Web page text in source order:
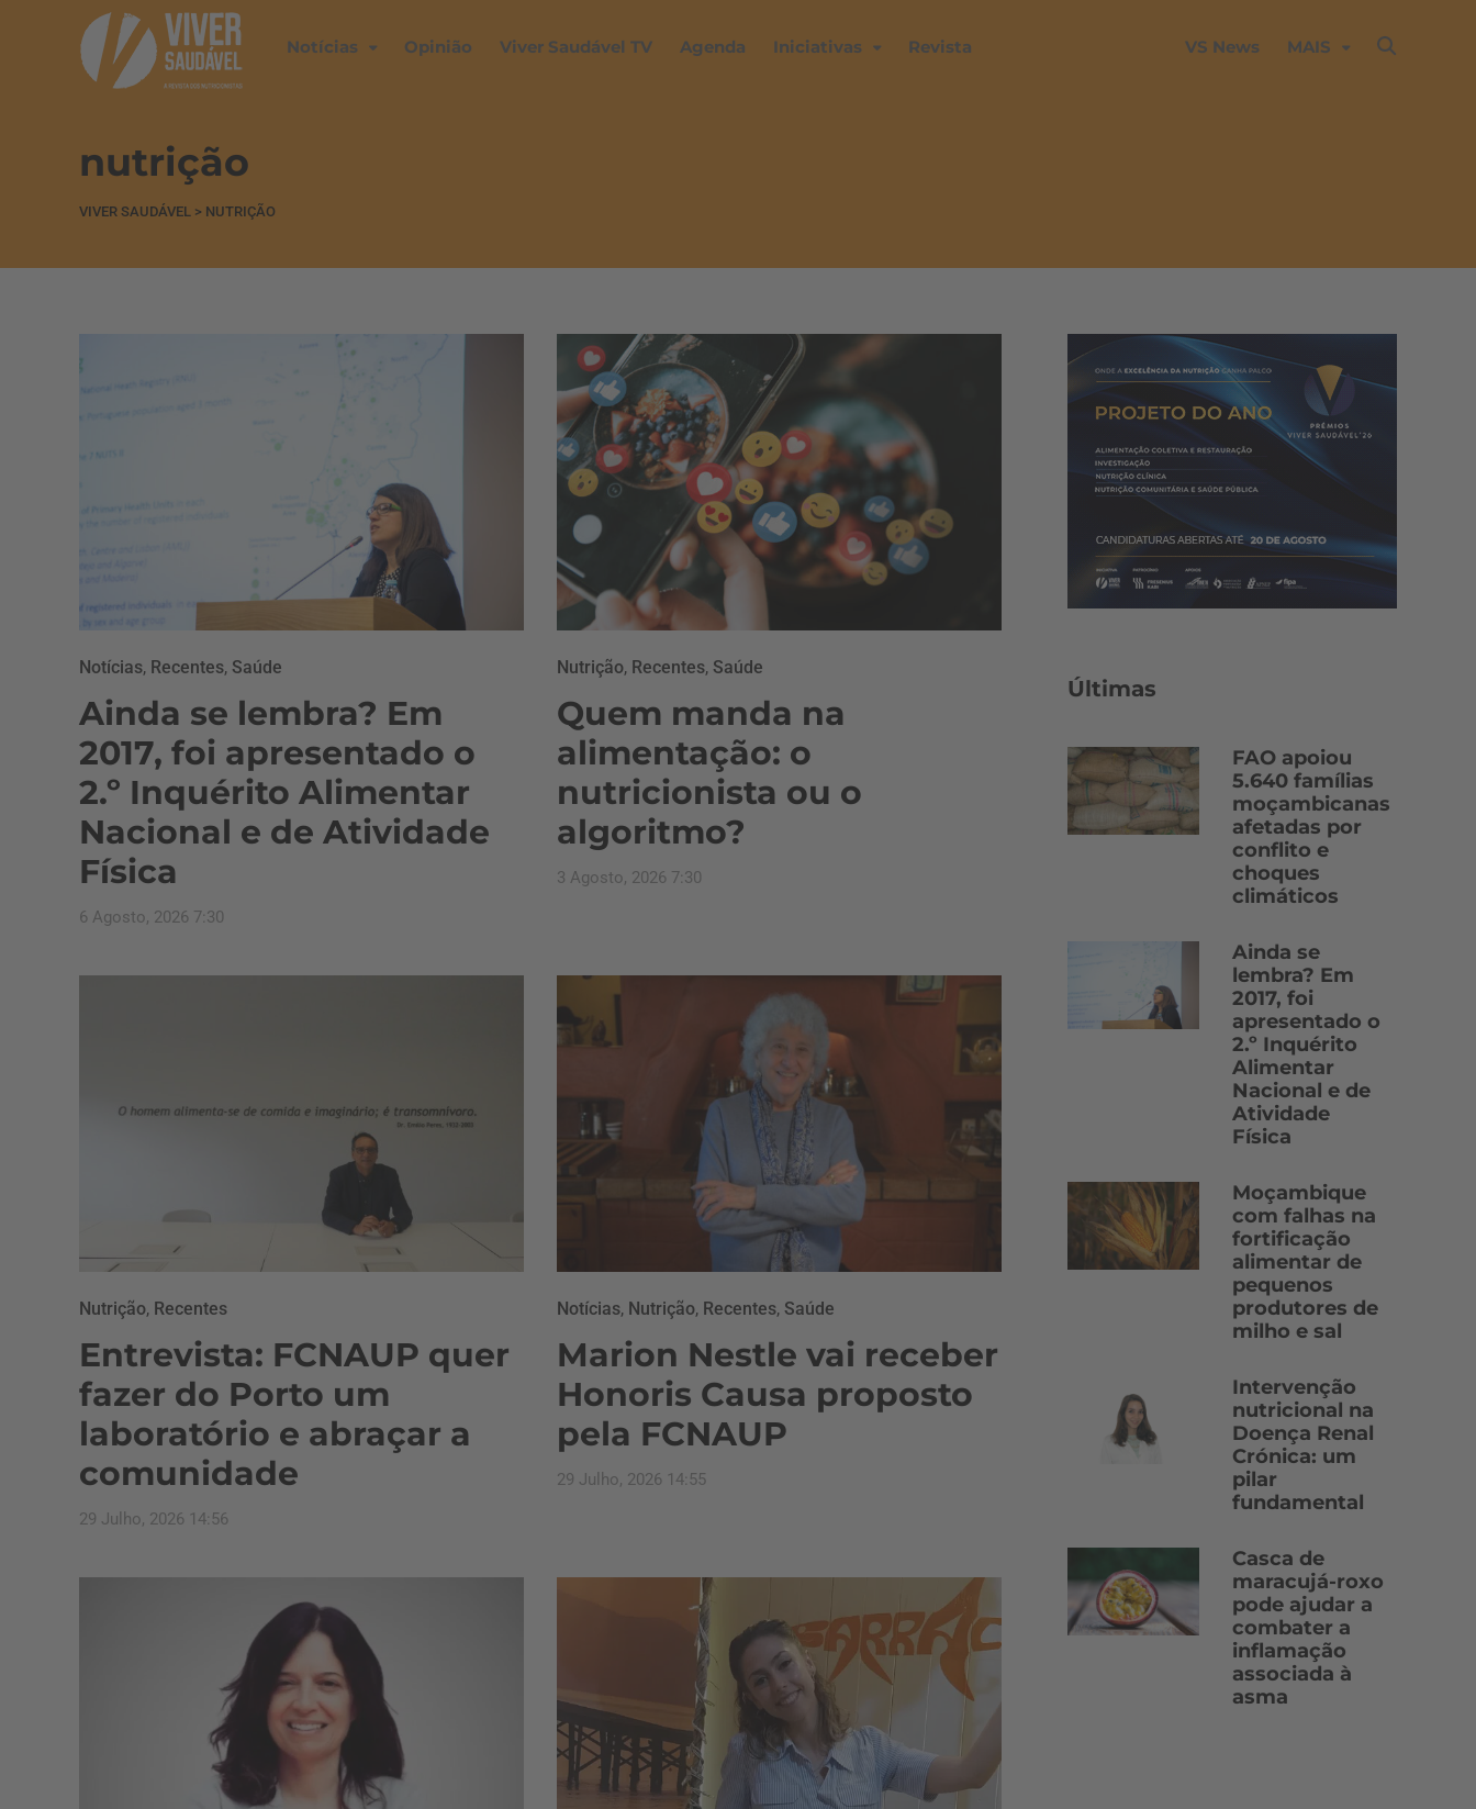
Notícias Opinião Viver Saudável TV Agenda Iniciativas Revista VS News MAIS
nutrição
VIVER SAUDÁVEL > NUTRIÇÃO
Notícias, Recentes, Saúde
Ainda se lembra? Em
2017, foi apresentado o
2.º Inquérito Alimentar
Nacional e de Atividade
Física
6 Agosto, 2026 7:30
Nutrição, Recentes, Saúde
Quem manda na
alimentação: o
nutricionista ou o
algoritmo?
3 Agosto, 2026 7:30
Nutrição, Recentes
Entrevista: FCNAUP quer
fazer do Porto um
laboratório e abraçar a
comunidade
29 Julho, 2026 14:56
Notícias, Nutrição, Recentes, Saúde
Marion Nestle vai receber
Honoris Causa proposto
pela FCNAUP
29 Julho, 2026 14:55
Últimas
FAO apoiou
5.640 famílias
moçambicanas
afetadas por
conflito e
choques
climáticos
Ainda se
lembra? Em
2017, foi
apresentado o
2.º Inquérito
Alimentar
Nacional e de
Atividade
Física
Moçambique
com falhas na
fortificação
alimentar de
pequenos
produtores de
milho e sal
Intervenção
nutricional na
Doença Renal
Crónica: um
pilar
fundamental
Casca de
maracujá-roxo
pode ajudar a
combater a
inflamação
associada à
asma